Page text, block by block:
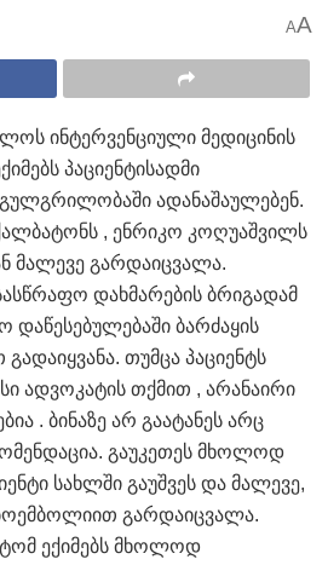
AA
ინტერვენციული მედიცინის
პაციენტისადმი
ადანაშაულებენ.
, ენრიკო კოღუაშვილს
მალევე გარდაიცვალა.
დახმარების ბრიგადამ
დაწესებულებაში ბარძაყის
თუმცა პაციენტს
ადვოკატის თქმით , არანაირი
. ბინაზე არ გაატანეს არც
გაუკეთეს მხოლოდ
სახლში გაუშვეს და მალევე,
გარდაიცვალა.
ექიმებს მხოლოდ